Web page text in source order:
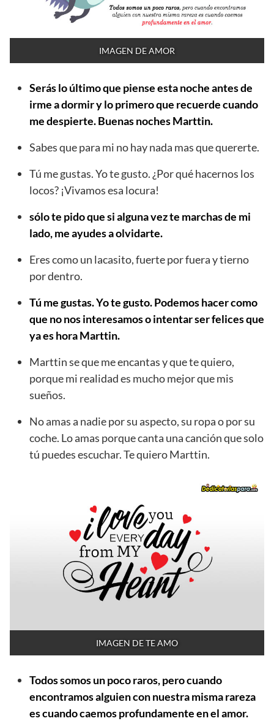
IMAGEN DE AMOR
Serás lo último que piense esta noche antes de
irme a dormir y lo primero que recuerde cuando
me despierte. Buenas noches Marttin.
Sabes que para mi no hay nada mas que quererte.
Tú me gustas. Yo te gusto. ¿Por qué hacernos los
locos? ¡Vivamos esa locura!
sólo te pido que si alguna vez te marchas de mi
lado, me ayudes a olvidarte.
Eres como un lacasito, fuerte por fuera y tierno
por dentro.
Tú me gustas. Yo te gusto. Podemos hacer como
que no nos interesamos o intentar ser felices que
ya es hora Marttin.
Marttin se que me encantas y que te quiero,
porque mi realidad es mucho mejor que mis
sueños.
No amas a nadie por su aspecto, su ropa o por su
coche. Lo amas porque canta una canción que solo
tú puedes escuchar. Te quiero Marttin.
IMAGEN DE TE AMO
Todos somos un poco raros, pero cuando
encontramos alguien con nuestra misma rareza
es cuando caemos profundamente en el amor.